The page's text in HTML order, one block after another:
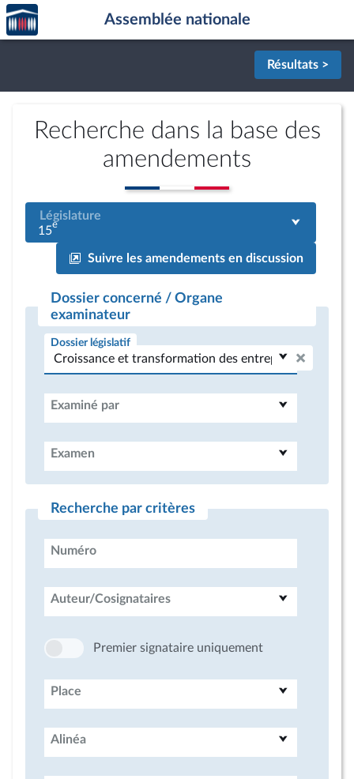
Aller au contenu
Aller en bas de la page
Accèder
à la
page
Assemblée nationale
Résultats >
Recherche dans la base des
amendements
Législature
15e
Suivre les amendements en discussion
Dossier concerné / Organe
examinateur
Dossier législatif
Examiné par
Examen
Recherche par critères
Numéro
Auteur/Cosignataires
Premier signataire uniquement
Place
Alinéa